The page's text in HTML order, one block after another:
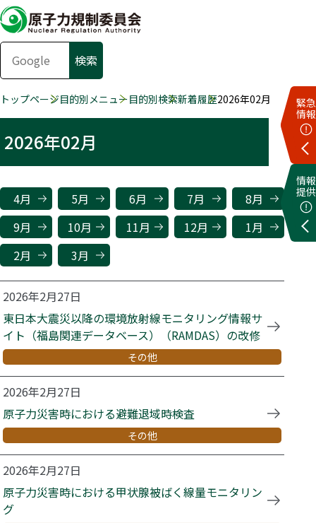
緊急
情報
情報
提供
トップページ目的別メニュー目的別検索新着履歴2026年02月
2026年02月
4月 5月 6月 7月
8月
9月
10月 11月 12月
1月
2月
3月
2026年2月27日
その他
東日本大震災以降の環境放射線モニタリング情報サ
イト（福島関連データベース）（RAMDAS）の改修
2026年2月27日
その他
原子力災害時における避難退域時検査
2026年2月27日
原子力災害時における甲状腺被ばく線量モニタリン
グ